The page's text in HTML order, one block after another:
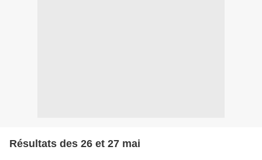
Résultats des 26 et 27 mai